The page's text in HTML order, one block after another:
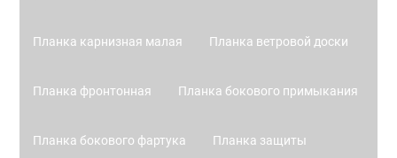
Планка карнизная малая Планка ветровой доски
Планка фронтонная Планка бокового примыкания
Планка бокового фартука Планка защиты